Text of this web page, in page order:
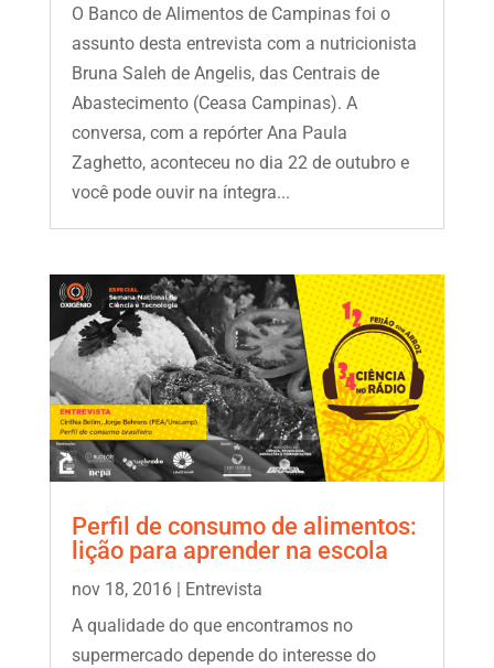
O Banco de Alimentos de Campinas foi o
assunto desta entrevista com a nutricionista
Bruna Saleh de Angelis, das Centrais de
Abastecimento (Ceasa Campinas). A
conversa, com a repórter Ana Paula
Zaghetto, aconteceu no dia 22 de outubro e
você pode ouvir na íntegra...
Perfil de consumo de alimentos:
lição para aprender na escola
nov 18, 2016|
Entrevista
A qualidade do que encontramos no
supermercado depende do interesse do